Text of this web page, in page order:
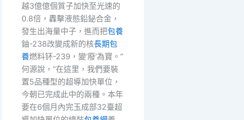
越3億億個質子加快至光速的
0.8倍，轟擊液態鉛鉍合金，
發生出海量中子，進而把包養
鈾-238改變成新的核長期包
養燃料钚-239，變‘廢’為寶。”
何源說，“在這里，我們要裝
置5品種型的超導加快單位，
今朝已完成此中的兩種。本年
要在6個月內完玉成部32臺超